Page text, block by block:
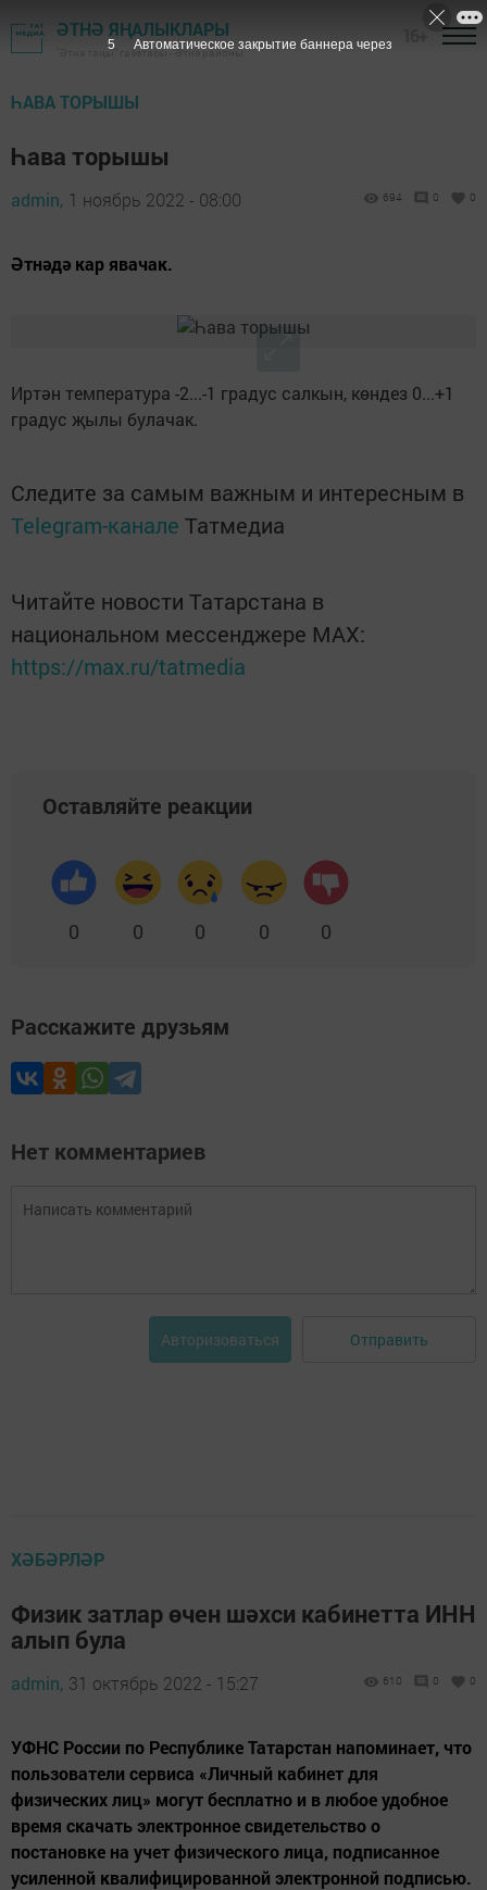
ӘТНӘ ЯҢАЛЫКЛАРЫ
"Әтнә таңы" газетасы - Әтнә районы
ҺАВА ТОРЫШЫ
Һава торышы
admin, 1 ноябрь 2022 - 08:00 694 0 0
Әтнәдә кар явачак.
Иртән температура -2...-1 градус салкын, көндез 0...+1
градус җылы булачак.
Следите за самым важным и интересным в
Telegram-канале Татмедиа
Читайте новости Татарстана в
национальном мессенджере MАХ:
https://max.ru/tatmedia
Оставляйте реакции
0 0 0 0 0
Расскажите друзьям
Нет комментариев
Авторизоваться Отправить
ХӘБӘРЛӘР
Физик затлар өчен шәхси кабинетта ИНН
алып була
admin, 31 октябрь 2022 - 15:27 610 0 0
УФНС России по Республике Татарстан напоминает, что
пользователи сервиса «Личный кабинет для
физических лиц» могут бесплатно и в любое удобное
время скачать электронное свидетельство о
постановке на учет физического лица, подписанное
усиленной квалифицированной электронной подписью.
5 Автоматическое закрытие баннера через